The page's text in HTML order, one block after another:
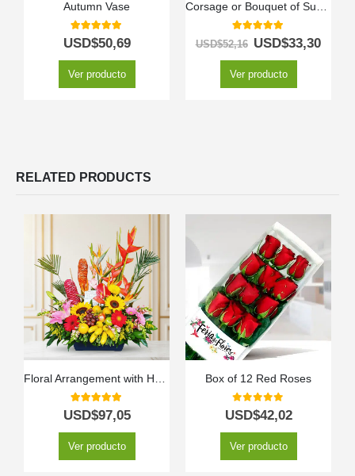
Autumn Vase
5.00out of 5
USD$50,69
Ver producto
Corsage or Bouquet of Sunflowers
5.00 out of 5
USD$52,16 USD$33,30
Ver producto
RELATED PRODUCTS
Floral Arrangement with Hawaiian Fruits
5.00 out of 5
USD$97,05
Ver producto
Box of 12 Red Roses
0out of 5
USD$42,02
Ver producto